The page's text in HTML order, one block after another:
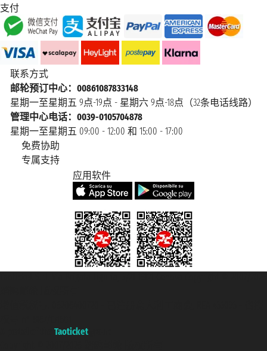
支付
联系方式
邮轮预订中心：00861087833148
星期一至星期五 9点-19点 - 星期六 9点-18点（32条电话线路）
管理中心电话：0039-0105704878
星期一至星期五 09:00 - 12:00 和 15:00 - 17:00
免费协助
专属支持
应用软件
Taoticket